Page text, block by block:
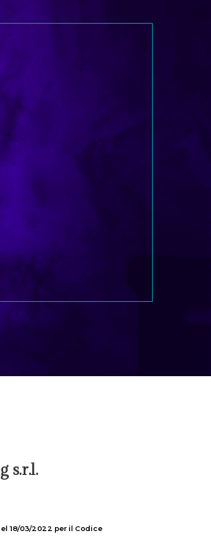
s.r.l.
18/03/2022 per il Codice